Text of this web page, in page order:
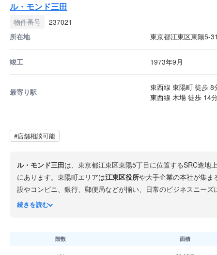
ル・モンド三田
物件番号
237021
所在地
東京都江東区東陽5-
竣工 1973年9月
最寄り駅
東西線 東陽町 徒歩 8
東西線 木場 徒歩 14
#店舗相談可能
ル・モンド三田は、東京都江東区東陽5丁目に位置するSRC造地
にあります。東陽町エリアは江東区役所や大手企業の本社が集ま
設やコンビニ、銀行、郵便局などが揃い、日常のビジネスニー
ォーマンスの高いオフィス拠点としておすすめです。
続きを読む
階数 面積